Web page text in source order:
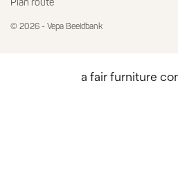
Plan route
© 2026 - Vepa Beeldbank
a fair furniture